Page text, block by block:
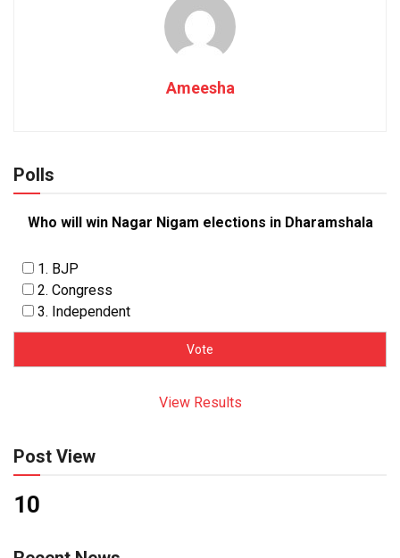
Ameesha
Polls
Who will win Nagar Nigam elections in Dharamshala
1. BJP
2. Congress
3. Independent
View Results
Post View
10